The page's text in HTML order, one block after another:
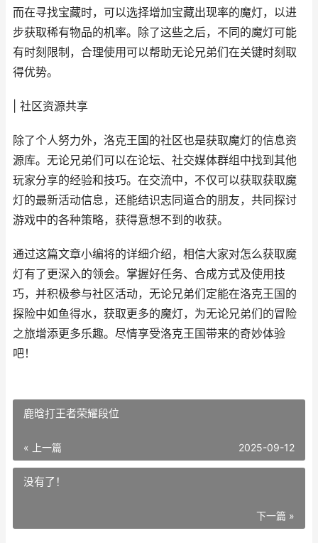
而在寻找宝藏时，可以选择增加宝藏出现率的魔灯，以进
步获取稀有物品的机率。除了这些之后，不同的魔灯可能
有时刻限制，合理使用可以帮助无论兄弟们在关键时刻取
得优势。
| 社区资源共享
除了个人努力外，洛克王国的社区也是获取魔灯的信息资
源库。无论兄弟们可以在论坛、社交媒体群组中找到其他
玩家分享的经验和技巧。在交流中，不仅可以获取获取魔
灯的最新活动信息，还能结识志同道合的朋友，共同探讨
游戏中的各种策略，获得意想不到的收获。
通过这篇文章小编将的详细介绍，相信大家对怎么获取魔
灯有了更深入的领会。掌握好任务、合成方式及使用技
巧，并积极参与社区活动，无论兄弟们定能在洛克王国的
探险中如鱼得水，获取更多的魔灯，为无论兄弟们的冒险
之旅增添更多乐趣。尽情享受洛克王国带来的奇妙体验
吧！
鹿晗打王者荣耀段位
« 上一篇 2025-09-12
没有了！
下一篇 »